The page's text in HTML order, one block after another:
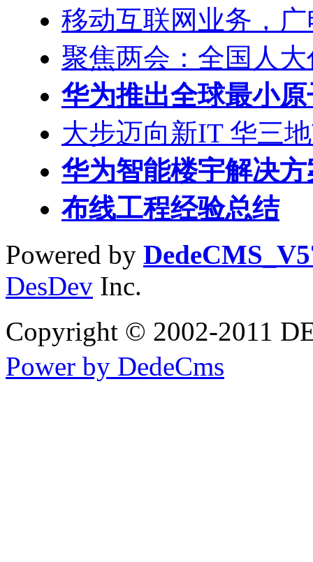
移动互联网业务，
聚焦两会：全国人
华为推出全球最小
大步迈向新IT 华三
华为智能楼宇解决方
布线工程经验总结
Powered by
DesDev Inc.
Copyright © 2002-2011
Power by DedeCms